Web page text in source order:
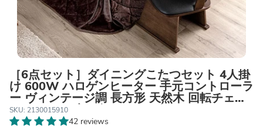
［6点セット］ダイニングこたつセット 4人掛
け 600W ハロゲンヒーター 手元コントローラ
ー ヴィンテージ調 長方形 天然木 回転チェア
こたつテーブル〔21300159〕
SKU: 2130015910
42 reviews